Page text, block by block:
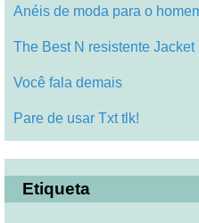
Anéis de moda para o
The Best N resistente
Você fala demais
Pare de usar Txt tlk!
Etiqueta